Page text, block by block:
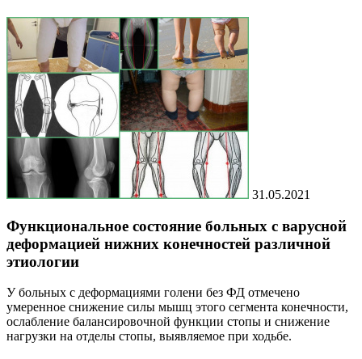
31.05.2021
Функциональное состояние больных с варусной
деформацией нижних конечностей различной
этиологии
У больных с деформациями голени без ФД отмечено
умеренное снижение силы мышц этого сегмента конечности,
ослабление балансировочной функции стопы и снижение
нагрузки на отделы стопы, выявляемое при ходьбе.